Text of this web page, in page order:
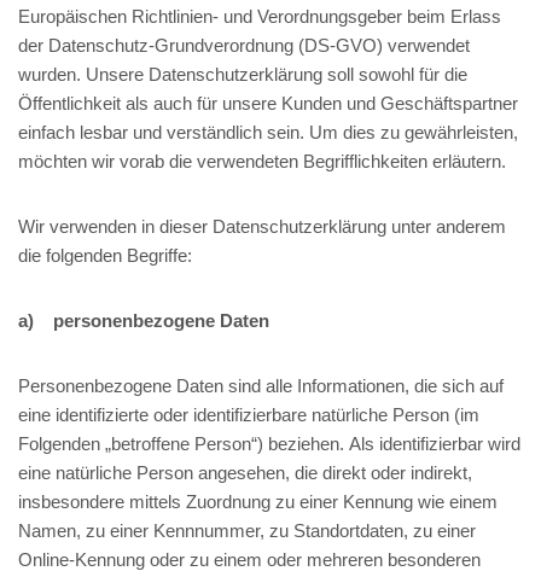
Europäischen Richtlinien- und Verordnungsgeber beim Erlass
der Datenschutz-Grundverordnung (DS-GVO) verwendet
wurden. Unsere Datenschutzerklärung soll sowohl für die
Öffentlichkeit als auch für unsere Kunden und Geschäftspartner
einfach lesbar und verständlich sein. Um dies zu gewährleisten,
möchten wir vorab die verwendeten Begrifflichkeiten erläutern.
Wir verwenden in dieser Datenschutzerklärung unter anderem
die folgenden Begriffe:
a) personenbezogene Daten
Personenbezogene Daten sind alle Informationen, die sich auf
eine identifizierte oder identifizierbare natürliche Person (im
Folgenden „betroffene Person“) beziehen. Als identifizierbar wird
eine natürliche Person angesehen, die direkt oder indirekt,
insbesondere mittels Zuordnung zu einer Kennung wie einem
Namen, zu einer Kennnummer, zu Standortdaten, zu einer
Online-Kennung oder zu einem oder mehreren besonderen